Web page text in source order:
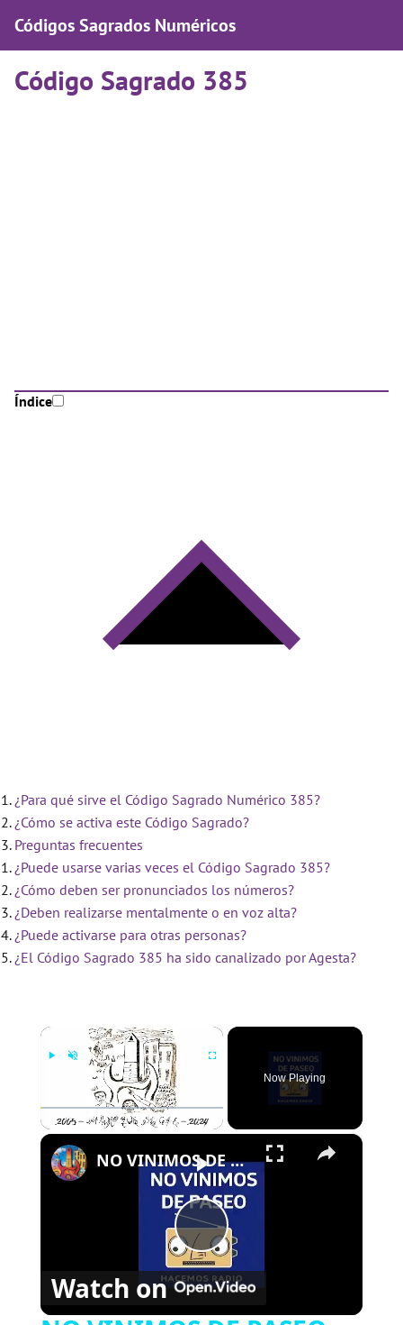
Códigos Sagrados Numéricos
Código Sagrado 385
Índice
¿Para qué sirve el Código Sagrado Numérico 385?
¿Cómo se activa este Código Sagrado?
Preguntas frecuentes
¿Puede usarse varias veces el Código Sagrado 385?
¿Cómo deben ser pronunciados los números?
¿Deben realizarse mentalmente o en voz alta?
¿Puede activarse para otras personas?
¿El Código Sagrado 385 ha sido canalizado por Agesta?
×
Now Playing
×
P
NO VINIMOS DE PASEO - PROGRAMA 109 - 01/08/2024
Watch on